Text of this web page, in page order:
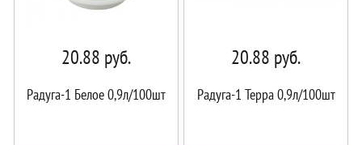
20.88 руб.
Радуга-1 Белое 0,9л/100шт
20.88 руб.
Радуга-1 Терра 0,9л/100шт